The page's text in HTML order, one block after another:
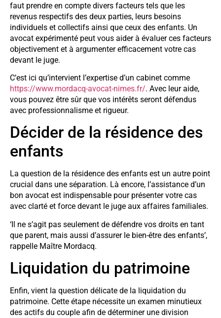
faut prendre en compte divers facteurs tels que les
revenus respectifs des deux parties, leurs besoins
individuels et collectifs ainsi que ceux des enfants. Un
avocat expérimenté peut vous aider à évaluer ces facteurs
objectivement et à argumenter efficacement votre cas
devant le juge.
C’est ici qu’intervient l’expertise d’un cabinet comme
https://www.mordacq-avocat-nimes.fr/. Avec leur aide,
vous pouvez être sûr que vos intérêts seront défendus
avec professionnalisme et rigueur.
Décider de la résidence des
enfants
La question de la résidence des enfants est un autre point
crucial dans une séparation. Là encore, l’assistance d’un
bon avocat est indispensable pour présenter votre cas
avec clarté et force devant le juge aux affaires familiales.
‘Il ne s’agit pas seulement de défendre vos droits en tant
que parent, mais aussi d’assurer le bien-être des enfants’,
rappelle Maître Mordacq.
Liquidation du patrimoine
Enfin, vient la question délicate de la liquidation du
patrimoine. Cette étape nécessite un examen minutieux
des actifs du couple afin de déterminer une division